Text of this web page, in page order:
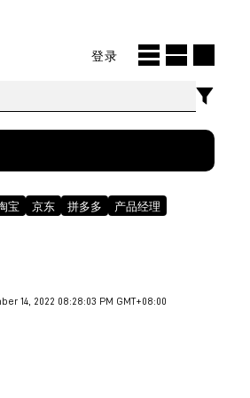
登录
宝 京东 拼多多 产品经理
14, 2022 08:28:03 PM GMT+08:00